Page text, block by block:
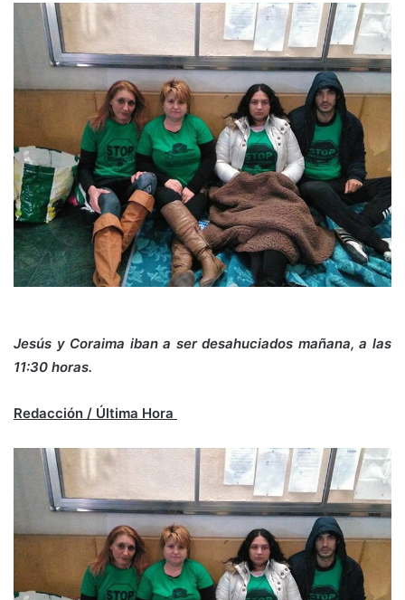
Jesús y Coraima iban a ser desahuciados mañana, a las
11:30 horas.
Redacción / Última Hora